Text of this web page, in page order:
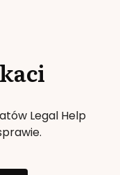
Legal Help